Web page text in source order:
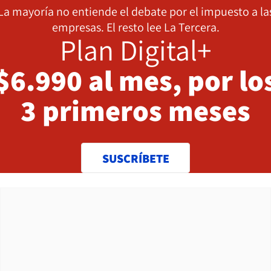
mayoría no entiende el debate por el impuesto a
empresas. El resto lee La Tercera.
Plan Digital+
al mes, por
3 primeros meses
SUSCRÍBETE